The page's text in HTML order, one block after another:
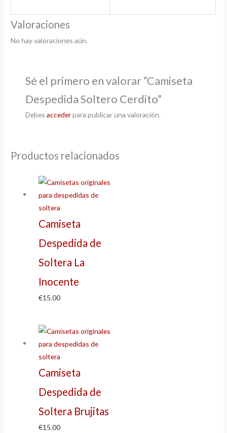
Valoraciones
No hay valoraciones aún.
Sé el primero en valorar “Camiseta
Despedida Soltero Cerdito”
Debesaccederpara publicar una valoración.
Productos relacionados
Camiseta
Despedida de
Soltera La
Inocente
€15.00
Camiseta
Despedida de
Soltera Brujitas
€15.00